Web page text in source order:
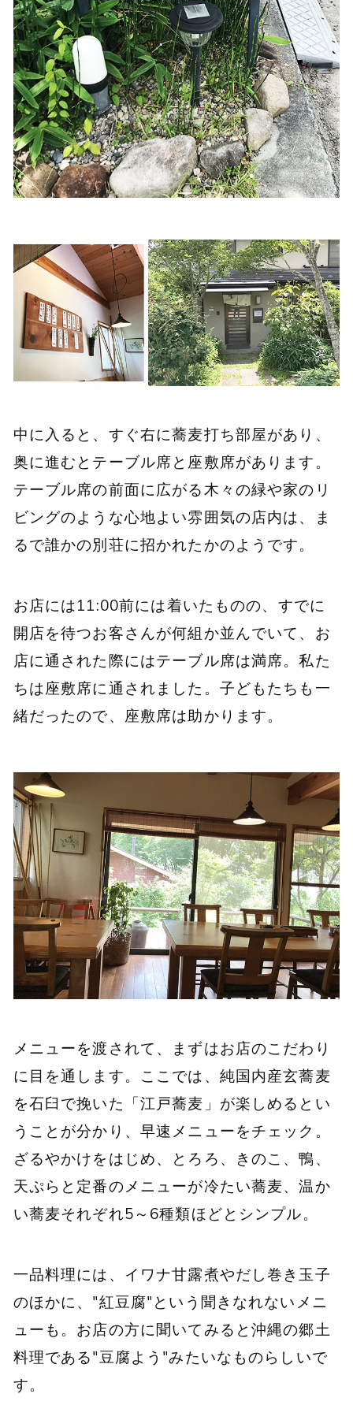
中に入ると、すぐ右に蕎麦打ち部屋があり、
奥に進むとテーブル席と座敷席があります。
テーブル席の前面に広がる木々の緑や家のリ
ビングのような心地よい雰囲気の店内は、ま
るで誰かの別荘に招かれたかのようです。
お店には11:00前には着いたものの、すでに
開店を待つお客さんが何組か並んでいて、お
店に通された際にはテーブル席は満席。私た
ちは座敷席に通されました。子どもたちも一
緒だったので、座敷席は助かります。
メニューを渡されて、まずはお店のこだわり
に目を通します。ここでは、純国内産玄蕎麦
を石臼で挽いた「江戸蕎麦」が楽しめるとい
うことが分かり、早速メニューをチェック。
ざるやかけをはじめ、とろろ、きのこ、鴨、
天ぷらと定番のメニューが冷たい蕎麦、温か
い蕎麦それぞれ5～6種類ほどとシンプル。
一品料理には、イワナ甘露煮やだし巻き玉子
のほかに、"紅豆腐"という聞きなれないメニ
ューも。お店の方に聞いてみると沖縄の郷土
料理である"豆腐よう"みたいなものらしいで
す。